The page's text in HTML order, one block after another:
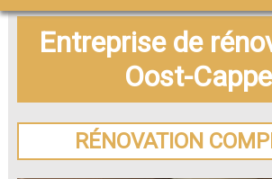
Entreprise de
Oost-Cappel
RÉNOVATION